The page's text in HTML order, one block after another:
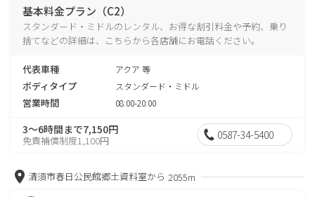
基本料金プラン（C2）
スタンダード・ミドルのレンタル、お得な割引料金や予約、乗り
捨てなどの詳細は、こちらから各店舗にお電話ください。
代表車種 アクア 等
ボディタイプ スタンダード・ミドル
営業時間 08:00-20:00
3～6時間まで7,150円
免責補償制度1,100円 0587-34-5400
清須市春日公民館郷土資料室から 2055m